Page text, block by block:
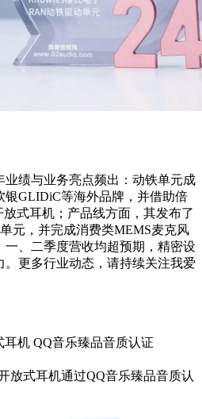
绩与业务亮点频出：动铁单元成
银GLIDiC等海外品牌，并借助倍
放式耳机；产品线方面，其发布了
元，并完成消费类MEMS麦克风
一、二季度营收均超预期，精密设
更多行业动态，请持续关注我爱
机 QQ音乐臻品音质认证
放式耳机通过QQ音乐臻品音质认